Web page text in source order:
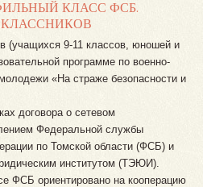
КЛАСС ФСБ.
(учащихся 9-11 классов, юношей и
программе по военно-
«На страже безопасности и
договора о сетевом
Федеральной службы
по Томской области (ФСБ) и
институтом (ТЭЮИ).
ФСБ ориентировано на кооперацию